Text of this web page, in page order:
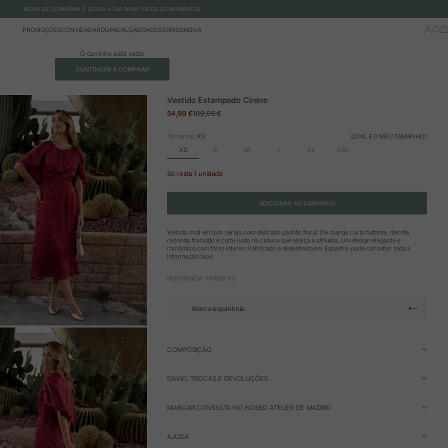
MODA DE CERIMÓNIA E DO DIA A DIA PARA TODOS OS MOMENTOS
PROMOÇÕESCONVIDADAROUPACALÇADOACESSÓRIOSNOIVA Iniciar
O carrinho está vazio
CONTINUAR A COMPRAR
Vestido Estampado Cirene
Preço em promoção
54,99 €Preço normal
109,95 €
Tamanho:XS QUAL É O MEU TAMANHO?
XS S M L XL XXL
Só resta 1 unidade
ADICIONAR AO CARRINHO
Vestido midi em tom cereja com delicado padrão floral. De manga curta bufante, decote
redondo franzido e corte justo na cintura que realça a silhueta. Um design elegante e
romântico com forro interior. Fabricado e desenhado em Espanha. pode consultar toda a
informação aqui.
REFERÊNCIA: 197859.XS
Marca espanhola Ir para o
Ir para o
Ir para o
Ir para o
COMPOSIÇÃO
ENVIO, TROCAS E DEVOLUÇÕES
MARCAR CONSULTA NO NOSSO ATELIER DE MADRID
AJUDA